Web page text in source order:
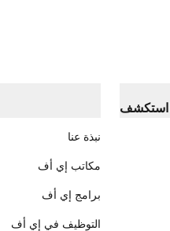
استكشف
نبذة عنا
مكاتب إي أف
برامج إي أف
التوظيف في إي أف